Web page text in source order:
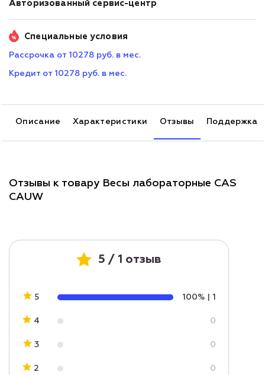
Авторизованный сервис-центр
Специальные условия
Рассрочка от 10278 руб. в мес.
Кредит от 10278 руб. в мес.
Описание Характеристики Отзывы Поддержка
Отзывы к товару Весы лабораторные CAS
CAUW
5 / 1 отзыв
5 100% 1
4 0
3 0
2 0